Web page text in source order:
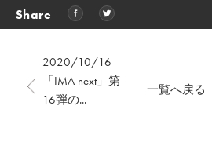
Share
2020/10/16
「IMA next」第
16弾の...
一覧へ戻る